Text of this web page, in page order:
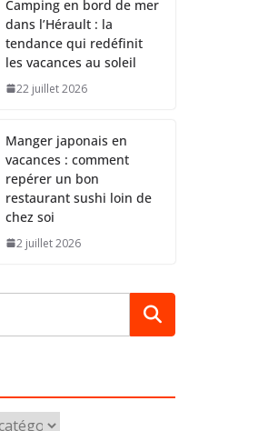
Camping en bord de mer
dans l’Hérault : la
tendance qui redéfinit
les vacances au soleil
22 juillet 2026
Manger japonais en
vacances : comment
repérer un bon
restaurant sushi loin de
chez soi
2 juillet 2026